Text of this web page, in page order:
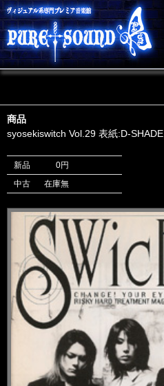
商品
syosekiswitch Vol.29 表紙:D-SHADE
新品
0円
中古
在庫無